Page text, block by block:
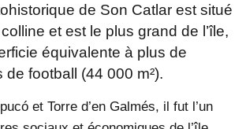
de Son Catlar est situé
et est le plus grand de l’île,
équivalente à plus de
de football (44 000 m²).
et Torre d’en Galmés, il fut l’un